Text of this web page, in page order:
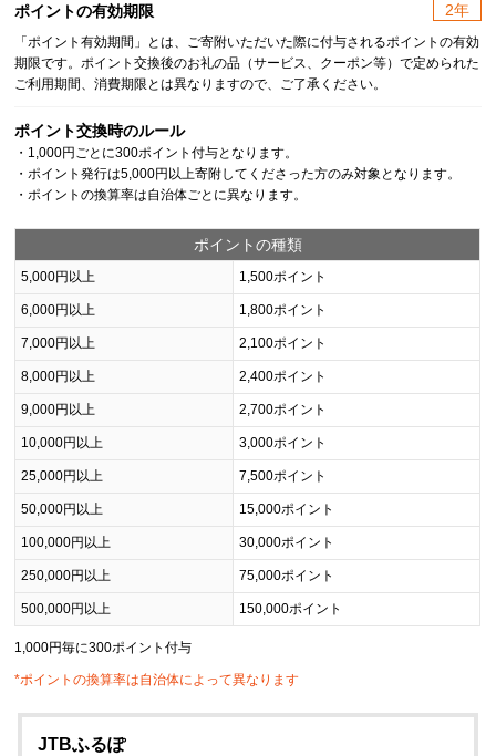
ポイントの有効期限 2年
「ポイント有効期間」とは、ご寄附いただいた際に付与されるポイントの有効
期限です。ポイント交換後のお礼の品（サービス、クーポン等）で定められた
ご利用期間、消費期限とは異なりますので、ご了承ください。
ポイント交換時のルール
・1,000円ごとに300ポイント付与となります。
・ポイント発行は5,000円以上寄附してくださった方のみ対象となります。
・ポイントの換算率は自治体ごとに異なります。
ポイントの種類
5,000円以上 1,500ポイント
6,000円以上 1,800ポイント
7,000円以上 2,100ポイント
8,000円以上 2,400ポイント
9,000円以上 2,700ポイント
10,000円以上 3,000ポイント
25,000円以上 7,500ポイント
50,000円以上 15,000ポイント
100,000円以上 30,000ポイント
250,000円以上 75,000ポイント
500,000円以上 150,000ポイント
1,000円毎に300ポイント付与
*ポイントの換算率は自治体によって異なります
JTBふるぽ